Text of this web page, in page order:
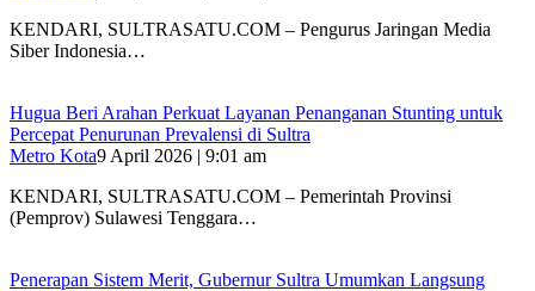
KENDARI, SULTRASATU.COM – Pengurus Jaringan Media
Siber Indonesia…
Hugua Beri Arahan Perkuat Layanan Penanganan Stunting untuk
Percepat Penurunan Prevalensi di Sultra
Metro Kota9 April 2026 | 9:01 am
KENDARI, SULTRASATU.COM – Pemerintah Provinsi
(Pemprov) Sulawesi Tenggara…
Penerapan Sistem Merit, Gubernur Sultra Umumkan Langsung